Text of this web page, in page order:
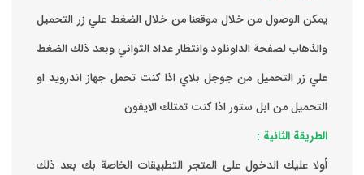
يمكن الوصول من خلال موقعنا من خلال الضغط علي زر التحميل
والذهاب لصفحة الداونلود وانتظار عداد الثواني وبعد ذلك الضغط
علي زر التحميل من جوجل بلاي اذا كنت تحمل جهاز اندرويد او
التحميل من ابل ستور اذا كنت تمتلك الايفون
الطريقة الثانية :
‏أولا عليك الدخول على المتجر التطبيقات الخاصة بك ‏بعد ذلك